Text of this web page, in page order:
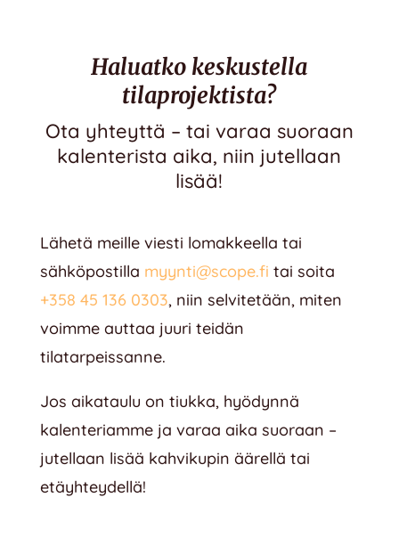
Haluatko keskustella
tilaprojektista?
Ota yhteyttä – tai varaa suoraan
kalenterista aika, niin jutellaan
lisää!
Lähetä meille viesti lomakkeella tai
sähköpostilla myynti@scope.fi tai soita
+358 45 136 0303, niin selvitetään, miten
voimme auttaa juuri teidän
tilatarpeissanne.
Jos aikataulu on tiukka, hyödynnä
kalenteriamme ja varaa aika suoraan –
jutellaan lisää kahvikupin äärellä tai
etäyhteydellä!